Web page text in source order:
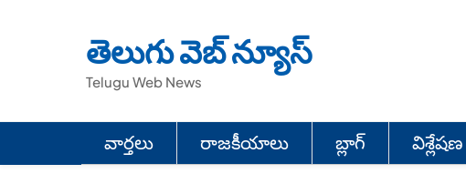
తెలుగు వెబ్ న్యూస్
Telugu Web News
వార్తలు రాజకీయాలు బ్లాగ్ విశ్లేషణ